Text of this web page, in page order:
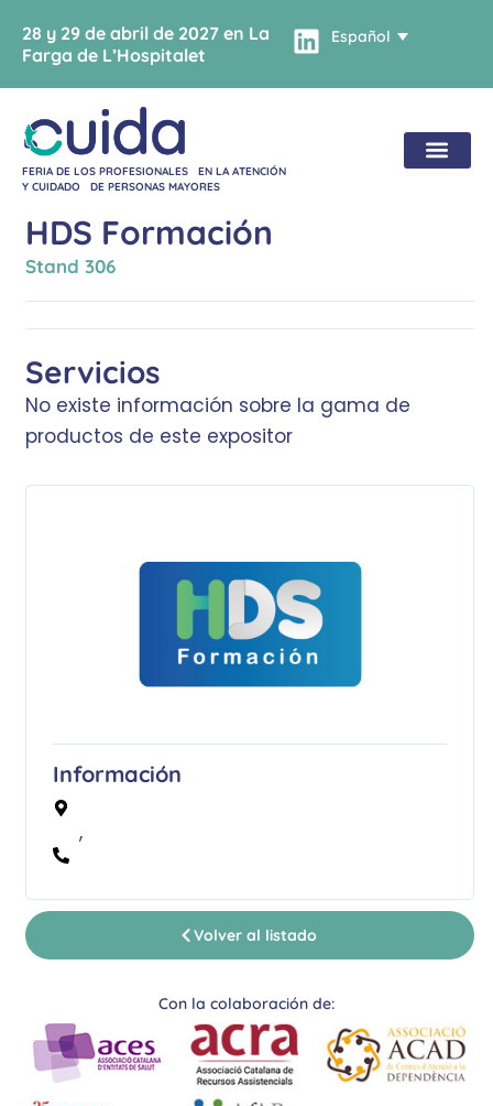
28 y 29 de abril de 2027 en La
Farga de L’Hospitalet
Español
FERIA DE LOS PROFESIONALES EN LA ATENCIÓN
Y CUIDADO DE PERSONAS MAYORES
HDS Formación
Stand 306
Servicios
No existe información sobre la gama de
productos de este expositor
Información
,
Volver al listado
Con la colaboración de: